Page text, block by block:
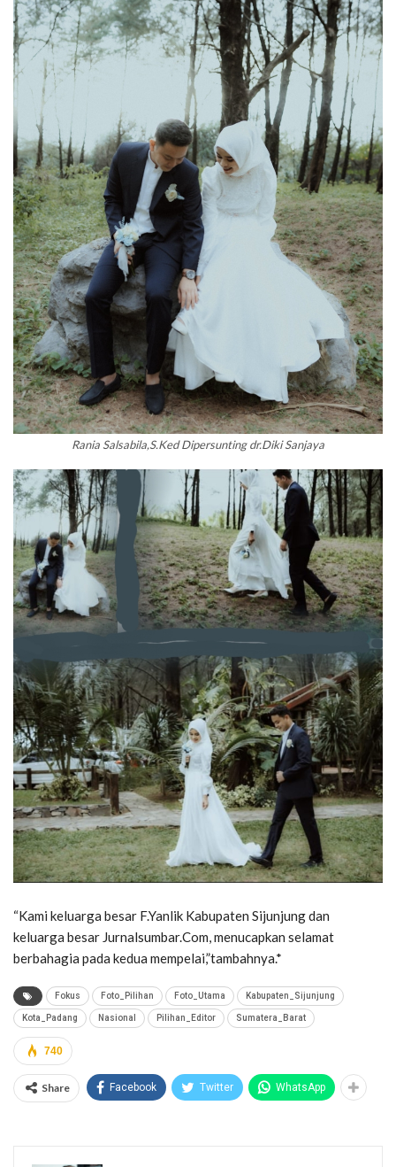
Rania Salsabila,S.Ked Dipersunting dr.Diki Sanjaya
“Kami keluarga besar F.Yanlik Kabupaten Sijunjung dan
keluarga besar Jurnalsumbar.Com, menucapkan selamat
berbahagia pada kedua mempelai,”tambahnya.*
Fokus Foto_Pilihan Foto_Utama Kabupaten_Sijunjung
Kota_Padang Nasional Pilihan_Editor Sumatera_Barat
740
Share Facebook Twitter WhatsApp